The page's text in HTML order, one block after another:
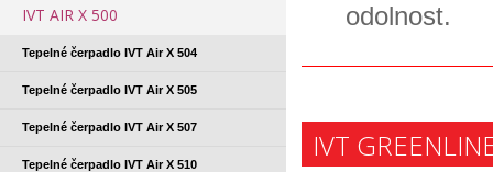
IVT AIR X 500
Tepelné čerpadlo IVT Air X 504
Tepelné čerpadlo IVT Air X 505
Tepelné čerpadlo IVT Air X 507
Tepelné čerpadlo IVT Air X 510
odolnost.
IVT